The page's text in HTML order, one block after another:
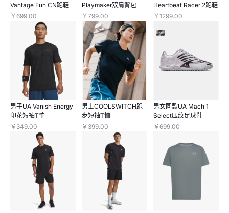
Vantage Fun CN跑鞋
￥699.00
Playmaker双肩背包
￥799.00
Heartbeat Racer 2跑鞋
￥1299.00
男子UA Vanish Energy
印花短袖T恤
￥349.00
男士COOLSWITCH跑
步短袖T恤
￥399.00
男女同款UA Mach 1
Select压纹足球鞋
￥699.00